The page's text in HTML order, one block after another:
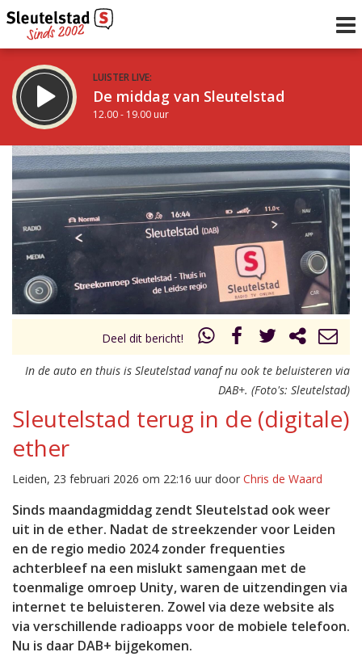
LUISTER LIVE:
De middag van Sleutelstad
12.00 - 19.00 uur
STRAKS:
De avond van Sleutelstad
19.00 - 22.00 uur
Vorig uur
uur 1 van 0 Volgend uur
Deel dit bericht!
In de auto en thuis is Sleutelstad vanaf nu ook te beluisteren via
DAB+. (Foto's: Sleutelstad)
Sleutelstad terug in de (digitale)
ether
Leiden, 23 februari 2026 om 22:16 uur door Chris de Waard
Sinds maandagmiddag zendt Sleutelstad ook weer
uit in de ether. Nadat de streekzender voor Leiden
en de regio medio 2024 zonder frequenties
achterbleef na een mislukt samengaan met de
toenmalige omroep Unity, waren de uitzendingen via
internet te beluisteren. Zowel via deze website als
via verschillende radioapps voor de mobiele telefoon.
Nu is daar DAB+ bijgekomen.